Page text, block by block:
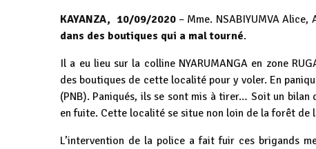
KAYANZA, 10/09/2020– Mme. NSABIYUMVA Alice,
dans des boutiques qui a mal tourné.
Il a eu lieu sur la colline NYARUMANGA en zone
des boutiques de cette localité pour y voler. En
(PNB). Paniqués, ils se sont mis à tirer… Soit un
en fuite. Cette localité se situe non loin de la forêt de
L’intervention de la police a fait fuir ces brigands